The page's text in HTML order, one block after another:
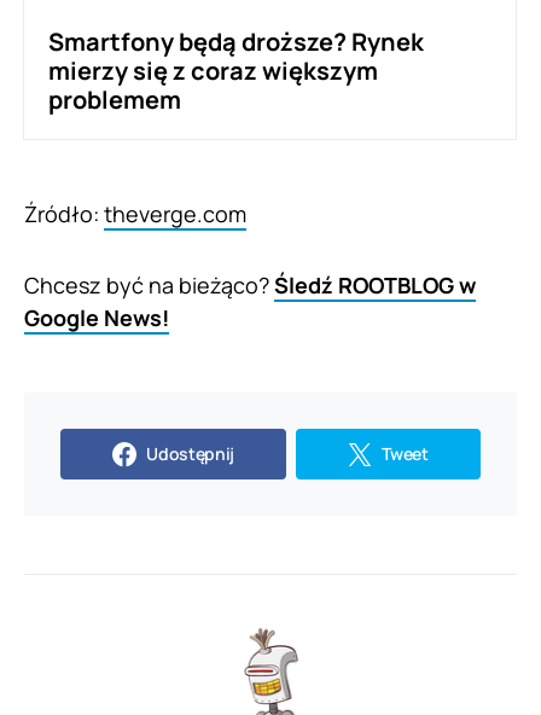
Smartfony będą droższe? Rynek
mierzy się z coraz większym
problemem
Źródło: theverge.com
Chcesz być na bieżąco?Śledź ROOTBLOG w
Google News!
Udostępnij Tweet